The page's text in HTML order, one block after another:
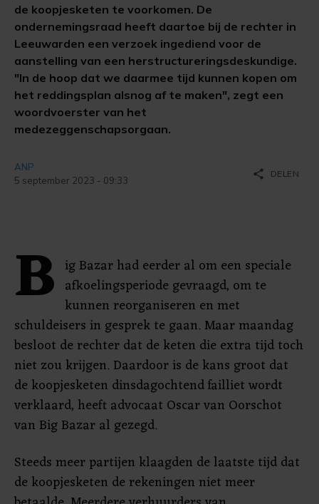
de koopjesketen te voorkomen. De
ondernemingsraad heeft daartoe bij de rechter in
Leeuwarden een verzoek ingediend voor de
aanstelling van een herstructureringsdeskundige.
"In de hoop dat we daarmee tijd kunnen kopen om
het reddingsplan alsnog af te maken", zegt een
woordvoerster van het
medezeggenschapsorgaan.
ANP
5 september 2023 - 09:33
share DELEN
B ig Bazar had eerder al om een speciale
afkoelingsperiode gevraagd, om te
kunnen reorganiseren en met
schuldeisers in gesprek te gaan. Maar maandag
besloot de rechter dat de keten die extra tijd toch
niet zou krijgen. Daardoor is de kans groot dat
de koopjesketen dinsdagochtend failliet wordt
verklaard, heeft advocaat Oscar van Oorschot
van Big Bazar al gezegd.
Steeds meer partijen klaagden de laatste tijd dat
de koopjesketen de rekeningen niet meer